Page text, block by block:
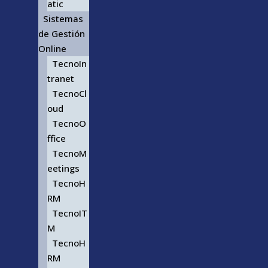
atic
Sistemas
de Gestión
Online
TecnoIn
tranet
TecnoCl
oud
TecnoO
ffice
TecnoM
eetings
TecnoH
RM
TecnoIT
M
TecnoH
RM